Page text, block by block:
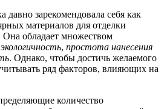
давно зарекомендовала себя как
материалов для отделки
обладает множеством
экологичность, простота нанесения
. Однако, чтобы достичь желаемого
ряд факторов, влияющих на
количество